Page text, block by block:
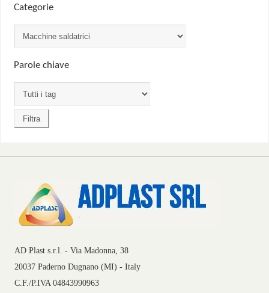
Categorie
Parole chiave
AD Plast s.r.l. - Via Madonna, 38
20037 Paderno Dugnano (MI) - Italy
C.F./P.IVA 04843990963